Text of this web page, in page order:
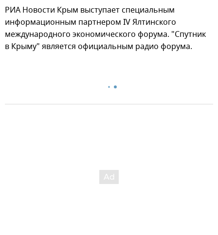
РИА Новости Крым выступает специальным
информационным партнером IV Ялтинского
международного экономического форума. "Спутник
в Крыму" является официальным радио форума.